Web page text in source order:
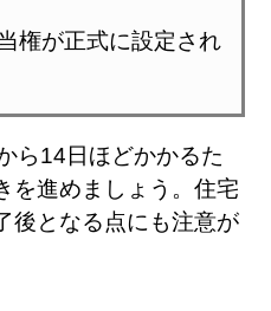
権が正式に設定され
ら14日ほどかかるた
を進めましょう。住宅
後となる点にも注意が